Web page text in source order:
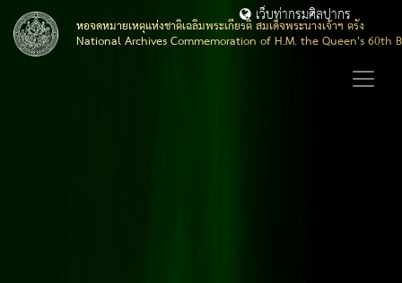
หอจดหมายเหตุแห่งชาติเฉลิมพระเกียรติ สมเด็จพระนางเจ้าฯ ตรัง
National Archives Commemoration of H.M. the Queen's 60th
เว็บท่ากรมศิลปากร